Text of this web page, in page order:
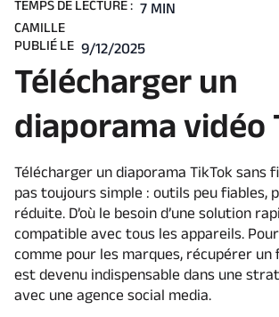
TEMPS DE LECTURE : 7 MIN
CAMILLE
PUBLIÉ LE 9/12/2025
Télécharger un
diaporama vidéo
Télécharger un diaporama TikTok sans
pas toujours simple : outils peu fiables,
réduite. D’où le besoin d’une solution
compatible avec tous les appareils.
comme pour les marques, récupérer un
est devenu indispensable dans une
avec une agence social media.